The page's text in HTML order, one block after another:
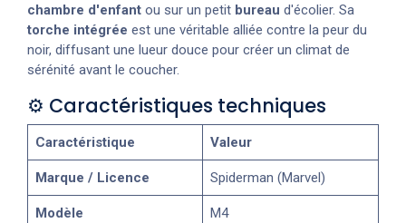
chambre d'enfant ou sur un petit bureau d'écolier. Sa
torche intégrée est une véritable alliée contre la peur du
noir, diffusant une lueur douce pour créer un climat de
sérénité avant le coucher.
⚙️ Caractéristiques techniques
Caractéristique Valeur
Marque / Licence Spiderman (Marvel)
Modèle M4